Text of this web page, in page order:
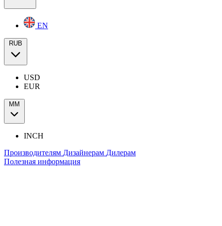
EN
RUB
USD
EUR
ММ
INCH
Производителям Дизайнерам Дилерам
Полезная информация